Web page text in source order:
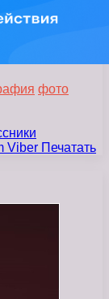
фото
Viber Печатать